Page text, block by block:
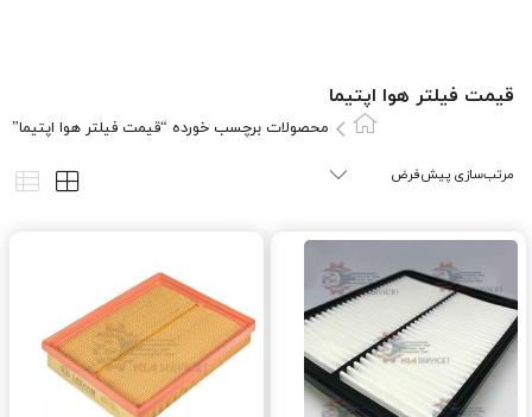
قیمت فیلتر هوا اپتیما
محصولات برچسب خورده “قیمت فیلتر هوا اپتیما”